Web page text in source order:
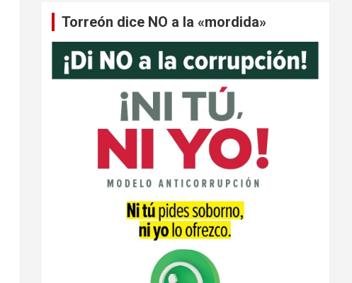
Torreón dice NO a la «mordida»